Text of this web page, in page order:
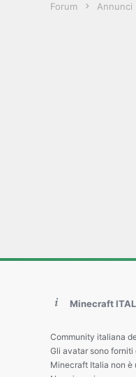
Forum Annunci
Minecraft
Community italiana
Gli avatar sono
Minecraft Italia non